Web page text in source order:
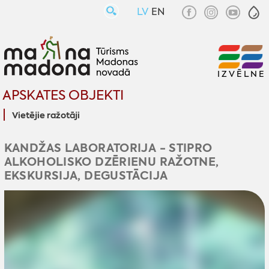
LV EN
APSKATES OBJEKTI
Vietējie ražotāji
IZVĒLNE
KANDŽAS LABORATORIJA - STIPRO
ALKOHOLISKO DZĒRIENU RAŽOTNE,
EKSKURSIJA, DEGUSTĀCIJA